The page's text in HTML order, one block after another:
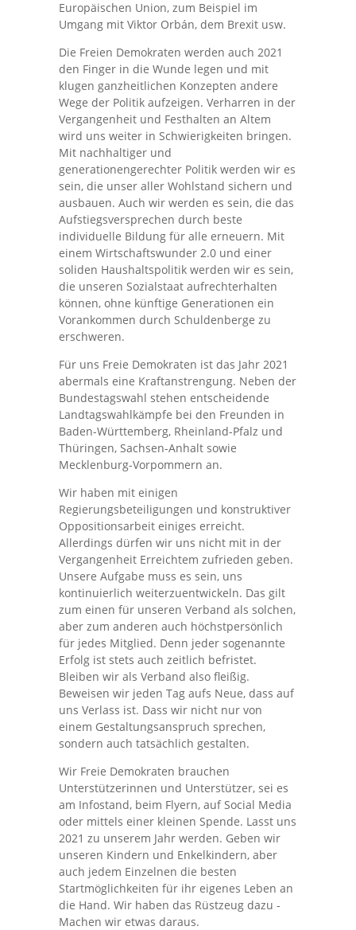
Europäischen Union, zum Beispiel im
Umgang mit Viktor Orbán, dem Brexit usw.
Die Freien Demokraten werden auch 2021
den Finger in die Wunde legen und mit
klugen ganzheitlichen Konzepten andere
Wege der Politik aufzeigen. Verharren in der
Vergangenheit und Festhalten an Altem
wird uns weiter in Schwierigkeiten bringen.
Mit nachhaltiger und
generationengerechter Politik werden wir es
sein, die unser aller Wohlstand sichern und
ausbauen. Auch wir werden es sein, die das
Aufstiegsversprechen durch beste
individuelle Bildung für alle erneuern. Mit
einem Wirtschaftswunder 2.0 und einer
soliden Haushaltspolitik werden wir es sein,
die unseren Sozialstaat aufrechterhalten
können, ohne künftige Generationen ein
Vorankommen durch Schuldenberge zu
erschweren.
Für uns Freie Demokraten ist das Jahr 2021
abermals eine Kraftanstrengung. Neben der
Bundestagswahl stehen entscheidende
Landtagswahlkämpfe bei den Freunden in
Baden-Württemberg, Rheinland-Pfalz und
Thüringen, Sachsen-Anhalt sowie
Mecklenburg-Vorpommern an.
Wir haben mit einigen
Regierungsbeteiligungen und konstruktiver
Oppositionsarbeit einiges erreicht.
Allerdings dürfen wir uns nicht mit in der
Vergangenheit Erreichtem zufrieden geben.
Unsere Aufgabe muss es sein, uns
kontinuierlich weiterzuentwickeln. Das gilt
zum einen für unseren Verband als solchen,
aber zum anderen auch höchstpersönlich
für jedes Mitglied. Denn jeder sogenannte
Erfolg ist stets auch zeitlich befristet.
Bleiben wir als Verband also fleißig.
Beweisen wir jeden Tag aufs Neue, dass auf
uns Verlass ist. Dass wir nicht nur von
einem Gestaltungsanspruch sprechen,
sondern auch tatsächlich gestalten.
Wir Freie Demokraten brauchen
Unterstützerinnen und Unterstützer, sei es
am Infostand, beim Flyern, auf Social Media
oder mittels einer kleinen Spende. Lasst uns
2021 zu unserem Jahr werden. Geben wir
unseren Kindern und Enkelkindern, aber
auch jedem Einzelnen die besten
Startmöglichkeiten für ihr eigenes Leben an
die Hand. Wir haben das Rüstzeug dazu -
Machen wir etwas daraus.